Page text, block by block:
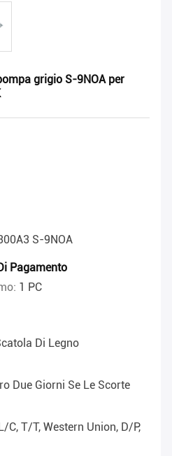
grigio S-9NOA per
S-9NOA
Pagamento
1 PC
Di Legno
Due Giorni Se Le Scorte
L/C, T/T, Western Union, D/P,